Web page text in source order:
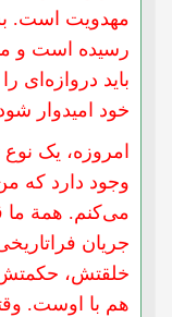
مهدویت است.
رسیده است و ما
باید دروازه‌ای
خود امیدوار
امروزه، یک
وجود دارد که
می‌کنم. همة ما
جریان
خلقتش، حکمتش
هم با اوست.